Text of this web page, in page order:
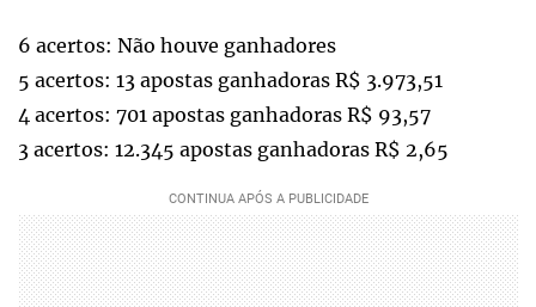
6 acertos: Não houve ganhadores
5 acertos: 13 apostas ganhadoras R$ 3.973,51
4 acertos: 701 apostas ganhadoras R$ 93,57
3 acertos: 12.345 apostas ganhadoras R$ 2,65